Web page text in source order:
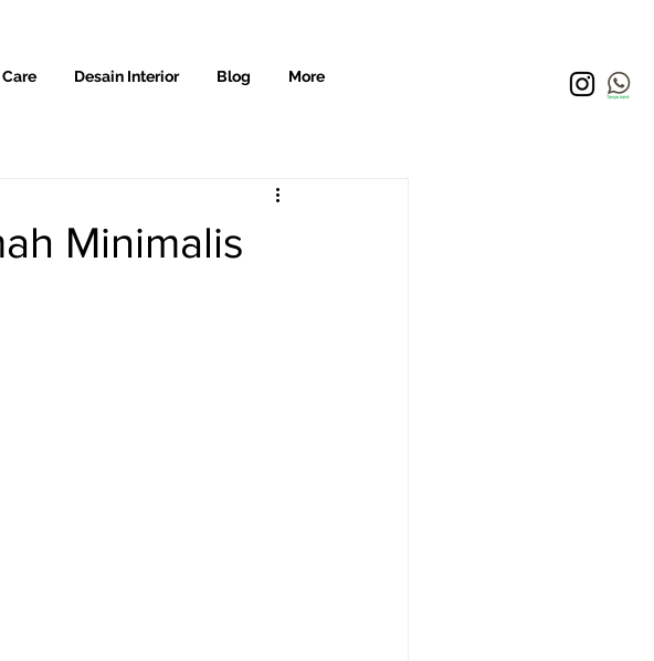
Desain Interior Blog More
Minimalis